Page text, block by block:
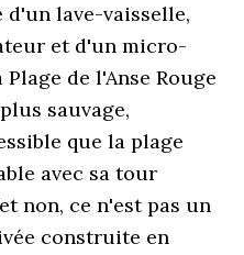
lave-vaisselle,
et d'un micro-
de l'Anse Rouge
sauvage,
que la plage
avec sa tour
non, ce n'est pas un
construite en